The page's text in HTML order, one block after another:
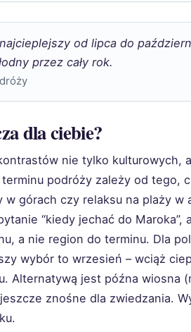
od lipca do
przez cały rok.
dla ciebie?
nie tylko kulturowych,
podróży zależy od tego,
w górach czy relaksu na plaży
“kiedy jechać do Maroka”,
a nie region do terminu. Dla
wybór to wrzesień – wciąż
Alternatywą jest późna wiosna
znośne dla zwiedzania.